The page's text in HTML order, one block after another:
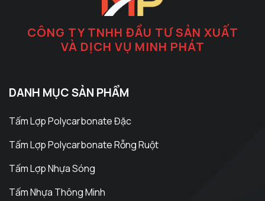
CÔNG TY TNHH ĐẦU TƯ SẢN XUẤT
VÀ DỊCH VỤ MINH PHÁT
DANH MỤC SẢN PHẨM
Tấm Lợp Polycarbonate Đặc
Tấm Lợp Polycarbonate Rỗng Ruột
Tấm Lợp Nhựa Sóng
Tấm Nhựa Thông Minh